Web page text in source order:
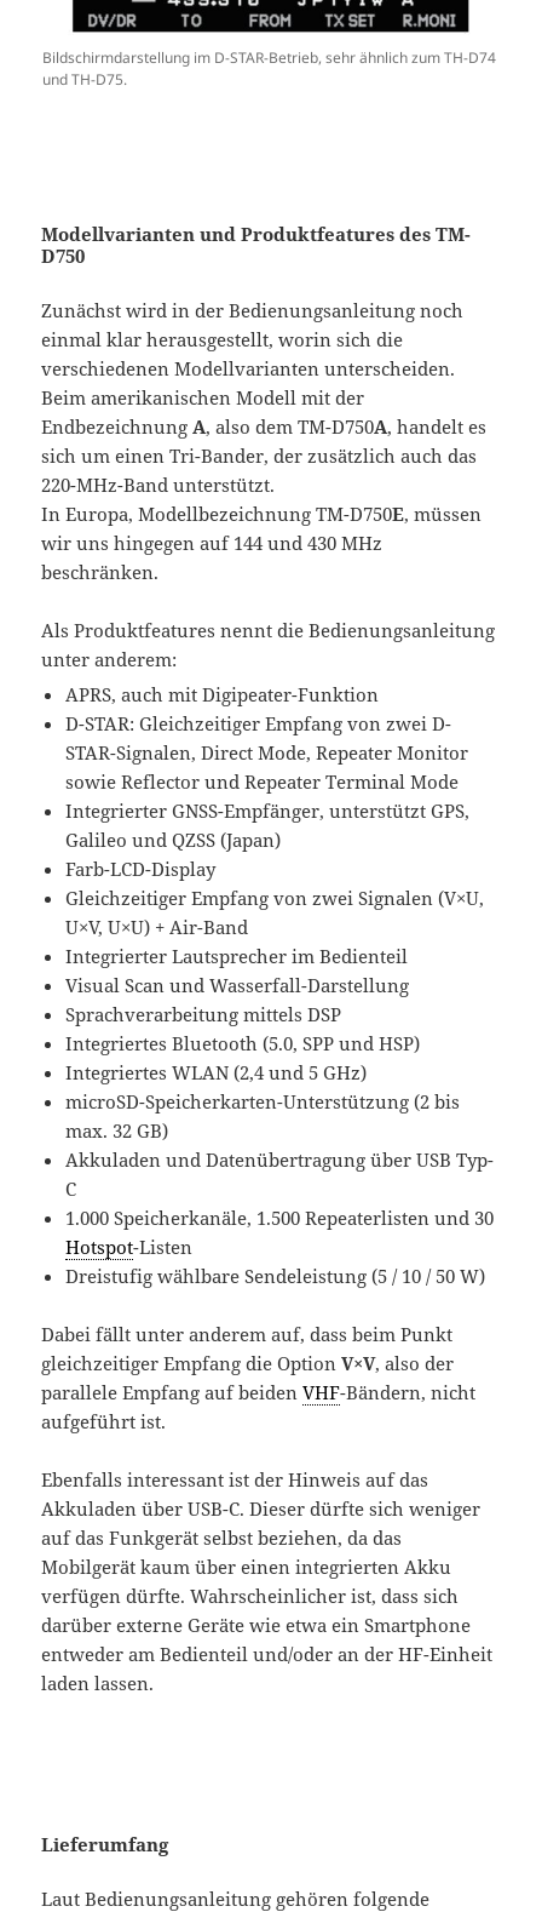
Bildschirmdarstellung im D-STAR-Betrieb, sehr ähnlich zum TH-D74
und TH-D75.
Modellvarianten und Produktfeatures des TM-
D750
Zunächst wird in der Bedienungsanleitung noch
einmal klar herausgestellt, worin sich die
verschiedenen Modellvarianten unterscheiden.
Beim amerikanischen Modell mit der
Endbezeichnung A, also dem TM-D750A, handelt es
sich um einen Tri-Bander, der zusätzlich auch das
220-MHz-Band unterstützt.
In Europa, Modellbezeichnung TM-D750E, müssen
wir uns hingegen auf 144 und 430 MHz
beschränken.
Als Produktfeatures nennt die Bedienungsanleitung
unter anderem:
APRS, auch mit Digipeater-Funktion
D-STAR: Gleichzeitiger Empfang von zwei D-
STAR-Signalen, Direct Mode, Repeater Monitor
sowie Reflector und Repeater Terminal Mode
Integrierter GNSS-Empfänger, unterstützt GPS,
Galileo und QZSS (Japan)
Farb-LCD-Display
Gleichzeitiger Empfang von zwei Signalen (V×U,
U×V, U×U) + Air-Band
Integrierter Lautsprecher im Bedienteil
Visual Scan und Wasserfall-Darstellung
Sprachverarbeitung mittels DSP
Integriertes Bluetooth (5.0, SPP und HSP)
Integriertes WLAN (2,4 und 5 GHz)
microSD-Speicherkarten-Unterstützung (2 bis
max. 32 GB)
Akkuladen und Datenübertragung über USB Typ-
C
1.000 Speicherkanäle, 1.500 Repeaterlisten und 30
Hotspot-Listen
Dreistufig wählbare Sendeleistung (5 / 10 / 50 W)
Dabei fällt unter anderem auf, dass beim Punkt
gleichzeitiger Empfang die OptionV×V, also der
parallele Empfang auf beidenVHF-Bändern, nicht
aufgeführt ist.
Ebenfalls interessant ist der Hinweis auf das
Akkuladen über USB-C. Dieser dürfte sich weniger
auf das Funkgerät selbst beziehen, da das
Mobilgerät kaum über einen integrierten Akku
verfügen dürfte. Wahrscheinlicher ist, dass sich
darüber externe Geräte wie etwa ein Smartphone
entweder am Bedienteil und/oder an der HF-Einheit
laden lassen.
Lieferumfang
Laut Bedienungsanleitung gehören folgende